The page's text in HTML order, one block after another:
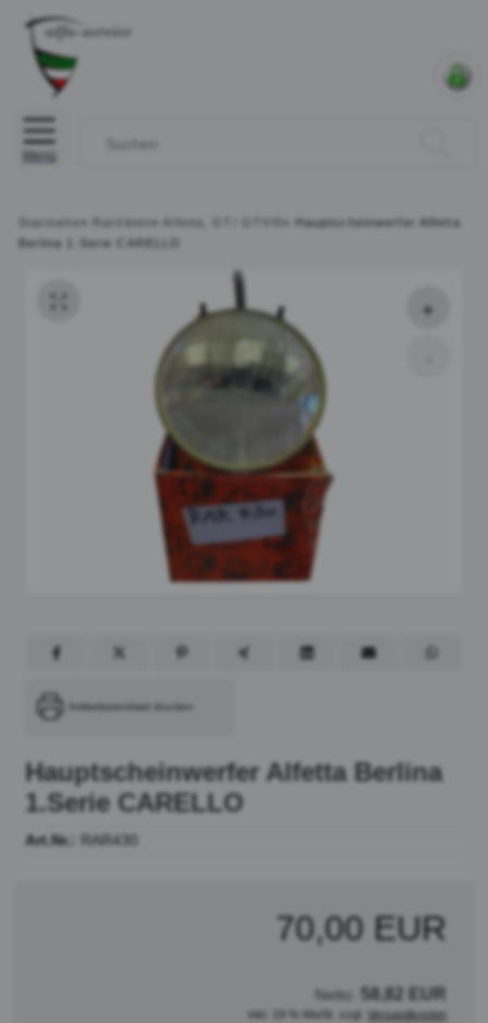
Menü
Startseite » Raritäten » Alfetta, GT/ GTV/6 »
Hauptscheinwerfer Alfetta
Berlina 1.Serie CARELLO
Artikeldatenblatt drucken
Hauptscheinwerfer Alfetta Berlina
1.Serie CARELLO
Art.Nr.: RAR430
70,00 EUR
Netto: 58,82 EUR
inkl. 19 % MwSt. zzgl. Versandkosten